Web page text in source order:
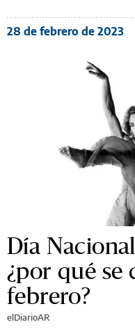
28 de febrero de 2023
Día
¿por qué se
febrero?
elDiarioAR